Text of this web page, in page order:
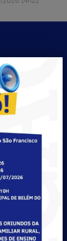
Ouvidoria
Acompanhar
Manifestação
Atendimento